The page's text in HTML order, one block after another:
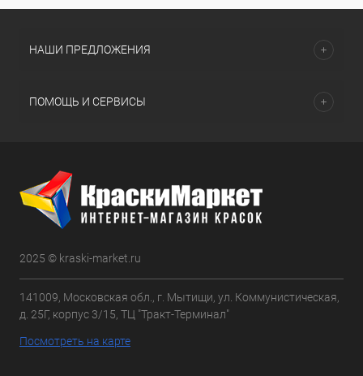
НАШИ ПРЕДЛОЖЕНИЯ
ПОМОЩЬ И СЕРВИСЫ
2025 © kraski-market.ru
141009, Московская обл., г. Мытищи, ул. Коммунистическая,
д. 25Г, корпус 3/15, ТЦ "Тракт-Терминал"
Посмотреть на карте